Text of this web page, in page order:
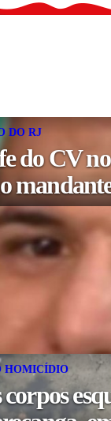
DO RJ
do CV
HOMICÍDIO
corpos